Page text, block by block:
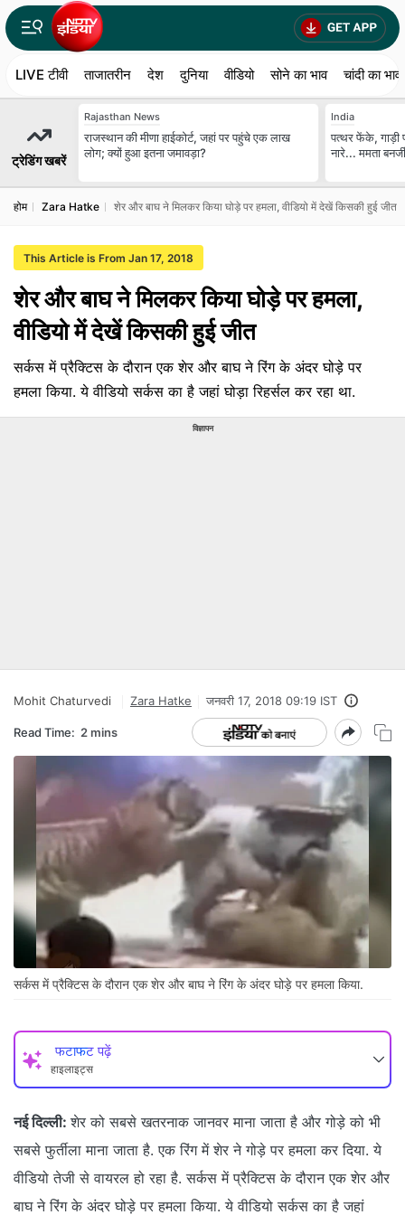
LIVE टीवी ताजातरीन देश दुनिया वीडियो सोने का भाव चांदी का भाव
ट्रेडिंग खबरें
Rajasthan News
राजस्थान की मीणा हाईकोर्ट, जहां पर पहुंचे एक लाख
लोग; क्यों हुआ इतना जमावड़ा?
India
पत्थर फेंके, गाड़ी
नारे... ममता
होम Zara Hatke शेर और बाघ ने मिलकर किया घोड़े पर हमला, वीडियो में देखें किसकी हुई जीत
This Article is From Jan 17, 2018
शेर और बाघ ने मिलकर किया घोड़े पर हमला,
वीडियो में देखें किसकी हुई जीत
सर्कस में प्रैक्टिस के दौरान एक शेर और बाघ ने रिंग के अंदर घोड़े पर
हमला किया. ये वीडियो सर्कस का है जहां घोड़ा रिहर्सल कर रहा था.
विज्ञापन
Mohit Chaturvedi Zara Hatke जनवरी 17, 2018 09:19 IST
Read Time: 2 mins
सर्कस में प्रैक्टिस के दौरान एक शेर और बाघ ने रिंग के अंदर घोड़े पर हमला किया.
फटाफट पढ़ें
हाइलाइट्स
नई दिल्ली: शेर को सबसे खतरनाक जानवर माना जाता है और गोड़े को भी
सबसे फुर्तीला माना जाता है. एक रिंग में शेर ने गोड़े पर हमला कर दिया. ये
वीडियो तेजी से वायरल हो रहा है. सर्कस में प्रैक्टिस के दौरान एक शेर और
बाघ ने रिंग के अंदर घोड़े पर हमला किया. ये वीडियो सर्कस का है जहां